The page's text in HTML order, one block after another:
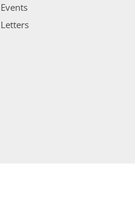
Events
Letters